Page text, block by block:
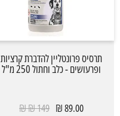
תרסיס פרונטליין להדברת קרציות
ופרעושים - כלב וחתול 250 מ"ל
89.00 ₪
149 ₪ ₪